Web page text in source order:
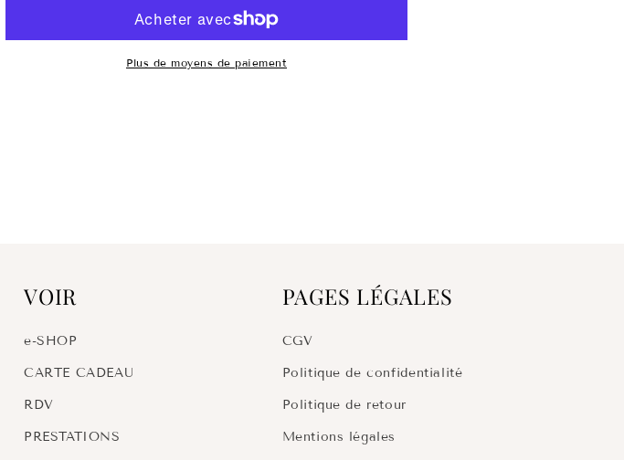
Metamorphic・Metamorphic・
Lotion
Plus de moyens de paiement
VOIR
e-SHOP
CARTE CADEAU
RDV
PRESTATIONS
PAGES LÉGALES
CGV
Politique de confidentialité
Politique de retour
Mentions légales